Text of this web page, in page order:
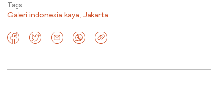
Tags
Galeri indonesia kaya, Jakarta